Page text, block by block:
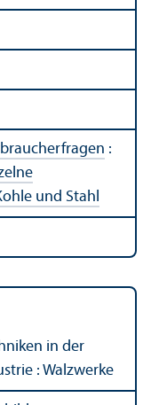
:
und Stahl
in der
: Walzwerke